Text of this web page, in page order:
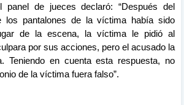
panel de jueces declaró: “Después del
los pantalones de la víctima había sido
de la escena, la víctima le pidió al
por sus acciones, pero el acusado la
Teniendo en cuenta esta respuesta, no
de la víctima fuera falso”.